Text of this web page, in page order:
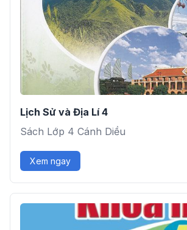
Lịch Sử và Địa Lí 4
Sách Lớp 4 Cánh Diều
Xem ngay